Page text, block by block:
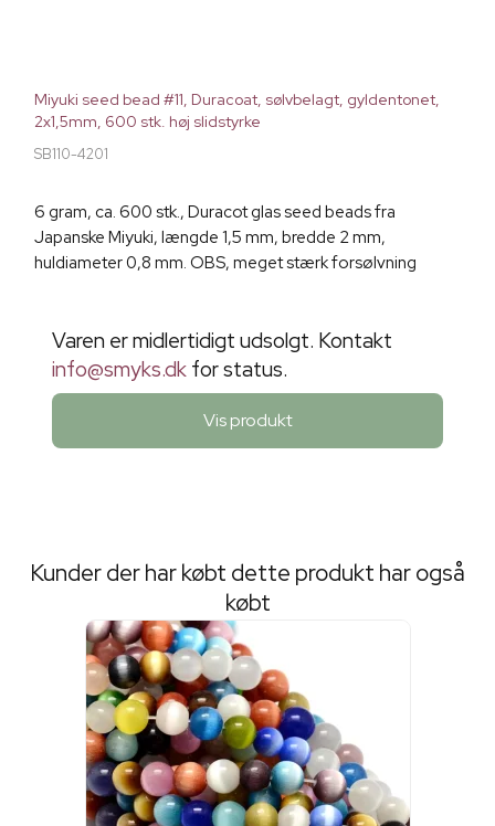
Miyuki seed bead #11, Duracoat, sølvbelagt, gyldentonet,
2x1,5mm, 600 stk. høj slidstyrke
SB110-4201
6 gram, ca. 600 stk., Duracot glas seed beads fra
Japanske Miyuki, længde 1,5 mm, bredde 2 mm,
huldiameter 0,8 mm. OBS, meget stærk forsølvning
Varen er midlertidigt udsolgt. Kontakt
info@smyks.dk for status.
Vis produkt
Kunder der har købt dette produkt har også
købt